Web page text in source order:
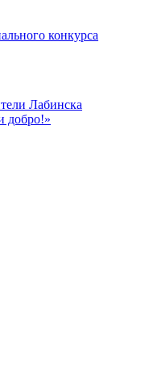
конкурса
Лабинска
добро!»